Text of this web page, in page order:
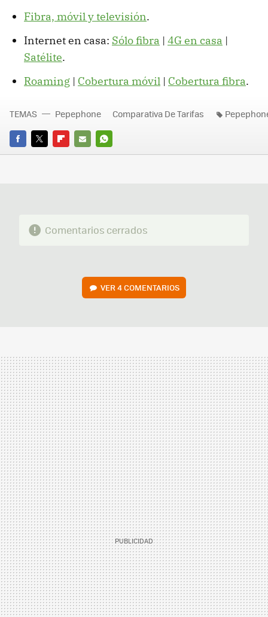
Fibra, móvil y televisión.
Internet en casa: Sólo fibra | 4G en casa |
Satélite.
Roaming | Cobertura móvil | Cobertura fibra.
FACEBOOK
TWITTERFLIPBOARD
E-
WHATSAPP
TEMAS Pepephone Comparativa De Tarifas
Comentarios cerrados
VER 4 COMENTARIOS